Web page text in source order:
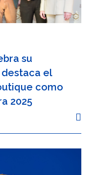
su
destaca el
como
2025